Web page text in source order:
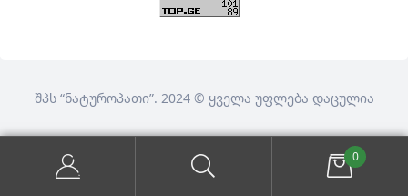
შპს “ნატუროპათი”. 2024 © ყველა უფლება დაცულია
0